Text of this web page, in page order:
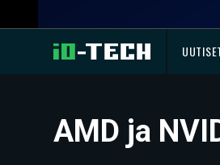
AMD ja